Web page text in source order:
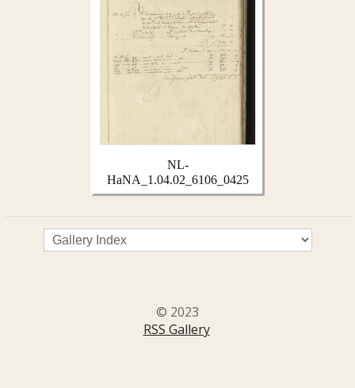
NL-
HaNA_1.04.02_6106_0425
© 2023
RSS Gallery